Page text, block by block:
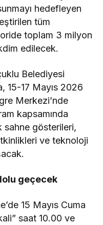
hedefleyen
tüm
toplam 3 milyon
edilecek.
Belediyesi
15-17 Mayıs 2026
Merkezi’nde
kapsamında
sahne gösterileri,
ve teknoloji
geçecek
15 Mayıs Cuma
saat 10.00 ve